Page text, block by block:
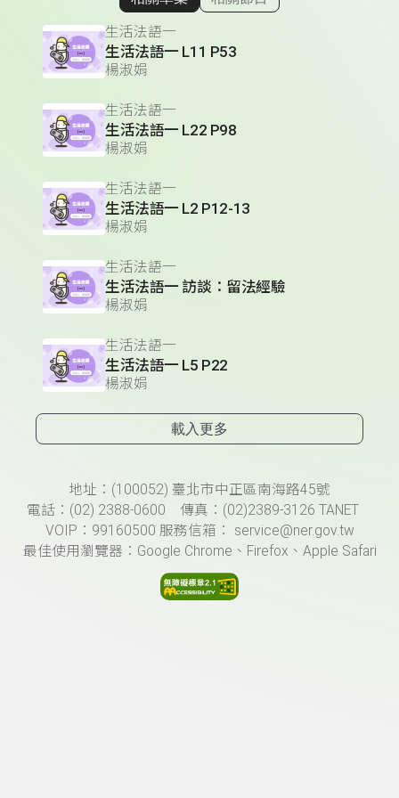
顯示相關單集
生活法語一
生活法語一 L11 P53
楊淑娟
生活法語一
生活法語一 L22 P98
楊淑娟
生活法語一
生活法語一 L2 P12-13
楊淑娟
生活法語一
生活法語一 訪談：留法經驗
楊淑娟
生活法語一
生活法語一 L5 P22
楊淑娟
載入更多
頁尾資訊地址：(100052) 臺北市中正區南海路45號
電話：(02) 2388-0600 傳真：(02)2389-3126 TANET
VOIP：99160500 服務信箱： service@ner.gov.tw
最佳使用瀏覽器：Google Chrome、Firefox、Apple Safari